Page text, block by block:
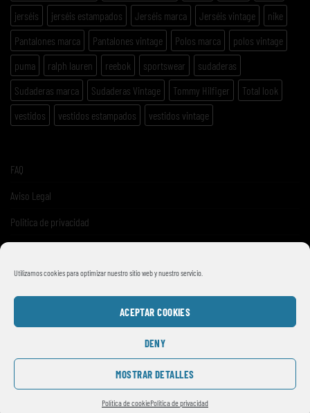
Utilizamos cookies para optimizar nuestro sitio web y nuestro servicio.
ACEPTAR COOKIES
DENY
MOSTRAR DETALLES
Política de cookiePolitica de privacidad
jerséis
jerséis estampados Jerséis marca Jerséis vintage
nike
Pantalones marca
Pantalones vintage Polos marca
polos vintage
puma
ralph lauren reebok sportswear
sudaderas
Sudaderas marca
Sudaderas Vintage Tommy Hilfiger
Total look
vestidos
vestidos estampados vestidos vintage
FAQ
Aviso Legal
Politica de privacidad
© 2026SMILE VINTAGE